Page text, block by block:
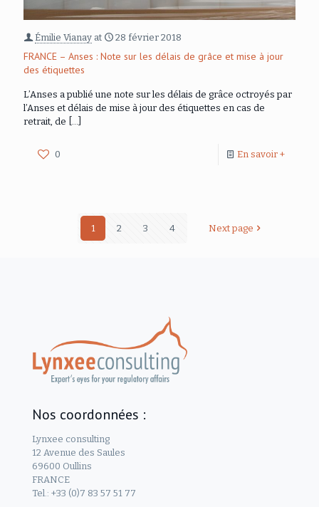
Émilie Vianay at 28 février 2018
FRANCE – Anses : Note sur les délais de grâce et mise à jour
des étiquettes
L’Anses a publié une note sur les délais de grâce octroyés par
l’Anses et délais de mise à jour des étiquettes en cas de
retrait, de […]
0 En savoir +
1 2 3 4 Next page
Nos coordonnées :
Lynxee consulting
12 Avenue des Saules
69600 Oullins
FRANCE
Tel.: +33 (0)7 83 57 51 77